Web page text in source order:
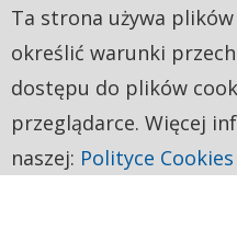
Ta strona używa plików
określić warunki
dostępu do plików
przeglądarce. Więcej
naszej: Polityce Cookies